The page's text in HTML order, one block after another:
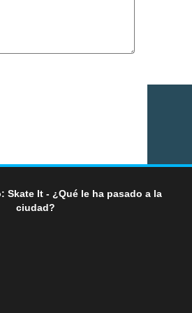
Skate It - ¿Qué le ha pasado a la
ciudad?